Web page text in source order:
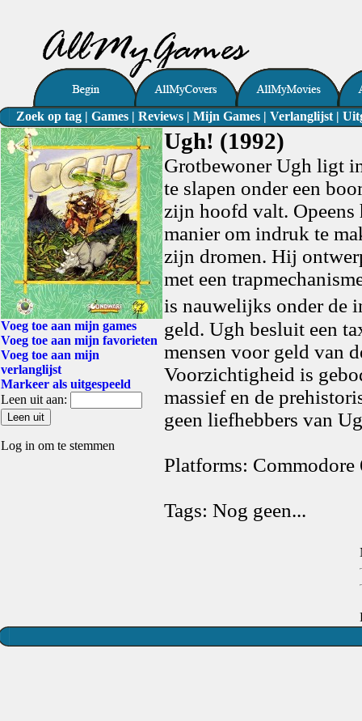
Zoek op tag | Games | Reviews | Mijn Games | Verlanglijst |
Voeg toe aan mijn games
Voeg toe aan mijn favorieten
Voeg toe aan mijn
verlanglijst
Markeer als uitgespeeld
Leen uit aan:
Log in om te stemmen
Ugh! (1992)
Grotbewoner Ugh ligt
te slapen onder een
zijn hoofd valt. Opeens
manier om indruk te
zijn dromen. Hij
met een
is nauwelijks onder de
geld. Ugh besluit een
mensen voor geld van
Voorzichtigheid is
massief en de
geen liefhebbers van
Platforms:
Tags: Nog geen...